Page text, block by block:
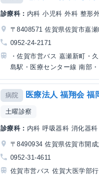
診療科： 内科 小児科 外科 整形
〒8408571 佐賀県佐賀市嘉
0952-24-2171
・佐賀市営バス 嘉瀬新町・
島駅・医療センター線 南部
病院 医療法人 福翔会 福
土曜診察
診療科： 内科 呼吸器科 消化器
〒8490934 佐賀県佐賀市開
0952-31-4611
佐賀市営バス 佐賀大医学部